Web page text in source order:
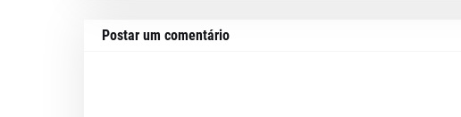
Postar um comentário